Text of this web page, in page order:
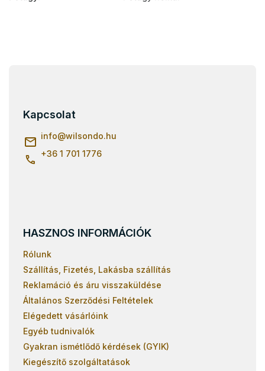
Kapcsolat
info@wilsondo.hu
+36 1 701 1776
HASZNOS INFORMÁCIÓK
Rólunk
Szállítás, Fizetés, Lakásba szállítás
Reklamáció és áru visszaküldése
Általános Szerződési Feltételek
Elégedett vásárlóink
Egyéb tudnivalók
Gyakran ismétlődő kérdések (GYIK)
Kiegészítő szolgáltatások